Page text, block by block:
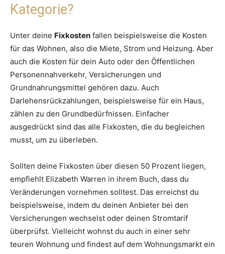
Kategorie?
Unter deine Fixkosten fallen beispielsweise die Kosten
für das Wohnen, also die Miete, Strom und Heizung. Aber
auch die Kosten für dein Auto oder den Öffentlichen
Personennahverkehr, Versicherungen und
Grundnahrungsmittel gehören dazu. Auch
Darlehensrückzahlungen, beispielsweise für ein Haus,
zählen zu den Grundbedürfnissen. Einfacher
ausgedrückt sind das alle Fixkosten, die du begleichen
musst, um zu überleben.
Sollten deine Fixkosten über diesen 50 Prozent liegen,
empfiehlt Elizabeth Warren in ihrem Buch, dass du
Veränderungen vornehmen solltest. Das erreichst du
beispielsweise, indem du deinen Anbieter bei den
Versicherungen wechselst oder deinen Stromtarif
überprüfst. Vielleicht wohnst du auch in einer sehr
teuren Wohnung und findest auf dem Wohnungsmarkt ein